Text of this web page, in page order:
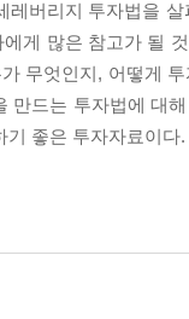
버리지 투자법을
게 많은 참고가 될
무엇인지, 어떻게
만드는 투자법에 대
기 좋은 투자자료이다.